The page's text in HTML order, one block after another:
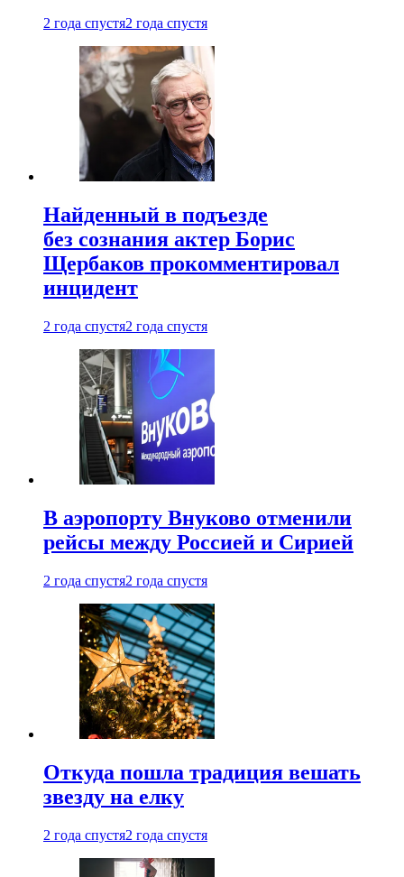
2 года спустя2 года спустя
Найденный в подъезде
без сознания актер Борис
Щербаков прокомментировал
инцидент
2 года спустя2 года спустя
В аэропорту Внуково отменили
рейсы между Россией и Сирией
2 года спустя2 года спустя
Откуда пошла традиция вешать
звезду на елку
2 года спустя2 года спустя